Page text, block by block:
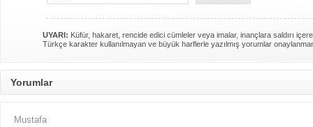
UYARI: Küfür, hakaret, rencide edici cümleler veya imalar, inançlara saldırı
Türkçe karakter kullanılmayan ve büyük harflerle yazılmış yorumlar
Yorumlar
Mustafa